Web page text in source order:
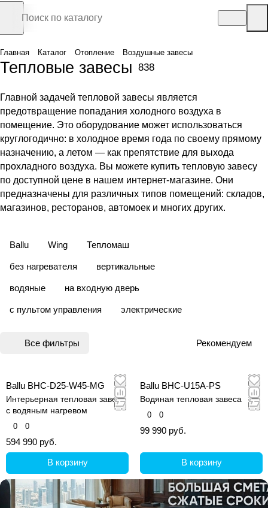
Главная Каталог Отопление Воздушные завесы
Тепловые завесы 838
Главной задачей тепловой завесы является
предотвращение попадания холодного воздуха в
помещение. Это оборудование может использоваться
круглогодично: в холодное время года по своему прямому
назначению, а летом — как препятствие для выхода
прохладного воздуха. Вы можете купить тепловую завесу
по доступной цене в нашем интернет-магазине. Они
предназначены для различных типов помещений: складов,
магазинов, ресторанов, автомоек и многих других.
Ballu Wing Тепломаш
без нагревателя вертикальные
водяные на входную дверь
с пультом управления электрические
Все фильтры Рекомендуем
Ballu BHC-D25-W45-MG
Интерьерная тепловая завеса
с водяным нагревом
0 0
594 990 руб.
В корзину
Ballu BHC-U15A-PS
Водяная тепловая завеса
0 0
99 990 руб.
В корзину